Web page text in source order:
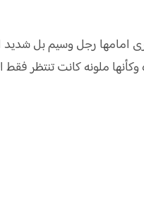
امامها رجل وسيم بل
ملونه كانت تنتظر فقط